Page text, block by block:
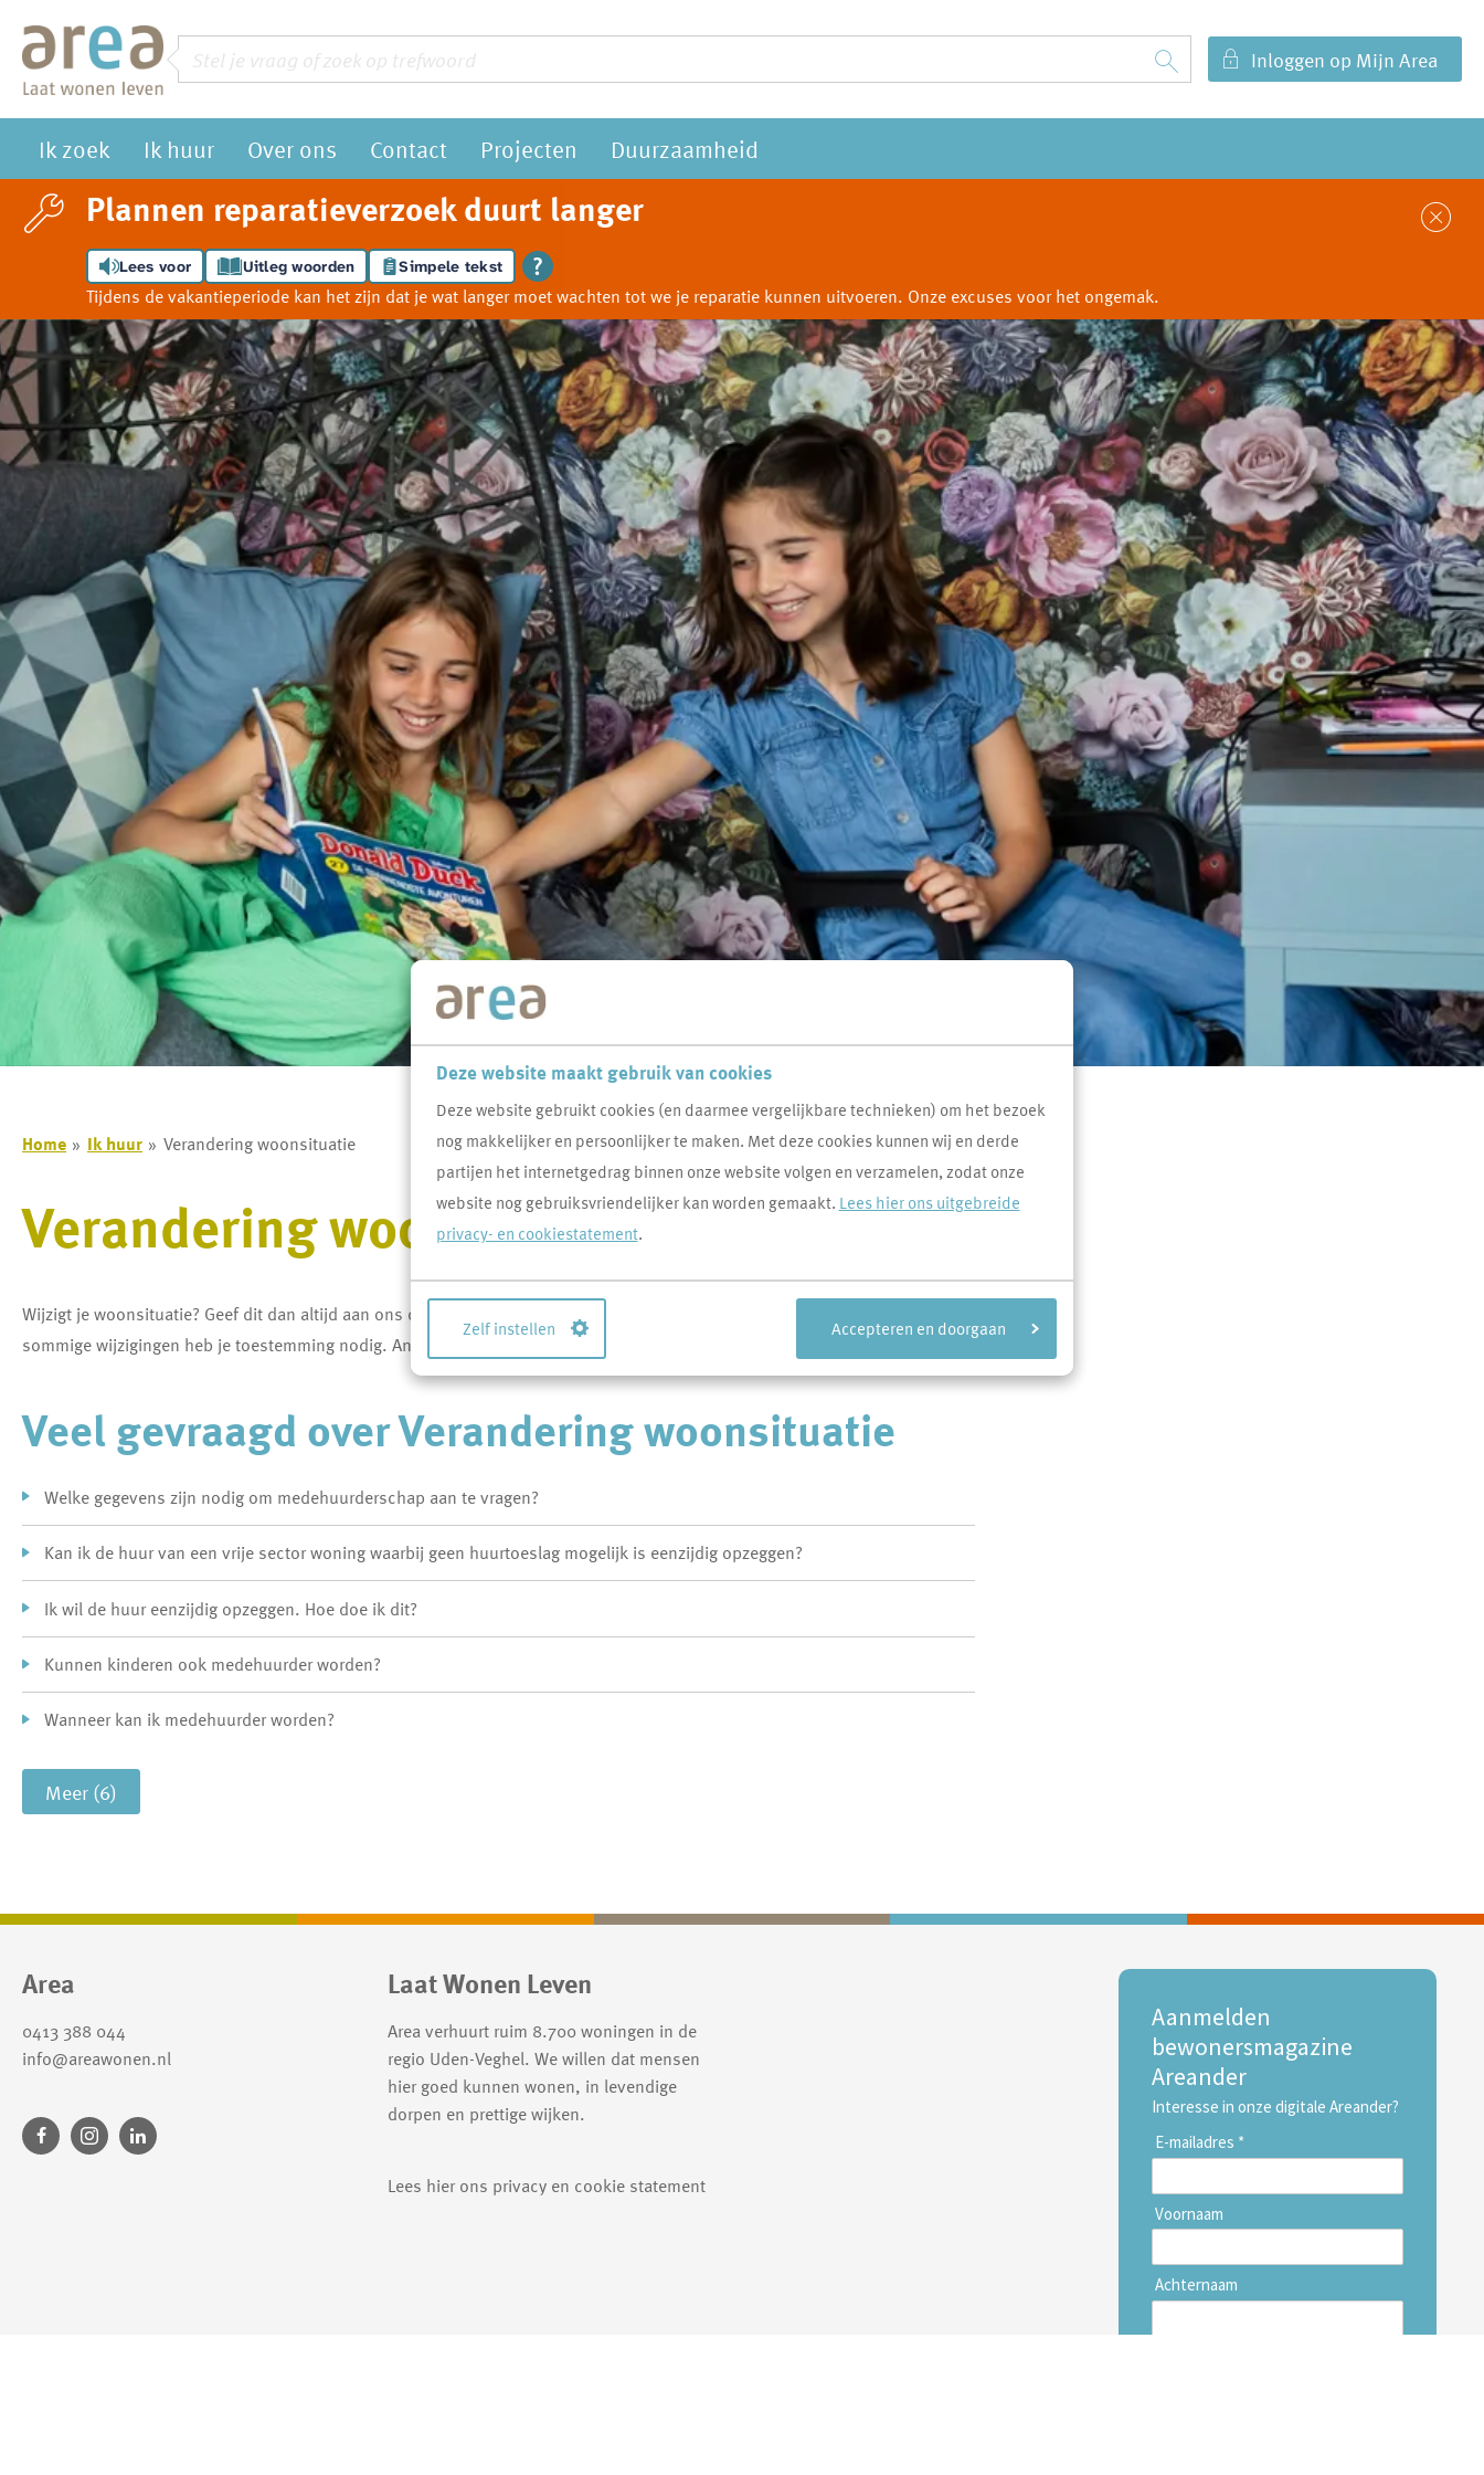
Deze website maakt gebruik van cookies
Deze website gebruikt cookies (en daarmee vergelijkbare technieken) om het bezoek
nog makkelijker en persoonlijker te maken. Met deze cookies kunnen wij en derde
partijen het internetgedrag binnen onze website volgen en verzamelen, zodat onze
website nog gebruiksvriendelijker kan worden gemaakt. Lees hier ons uitgebreide
privacy- en cookiestatement.
Zelf instellen Accepteren en doorgaan
Naar de homepage Zoeken
Vraag of trefwoord Inloggen op Mijn Area
Ik zoek Ik huur Over ons Contact Projecten Duurzaamheid
Plannen reparatieverzoek duurt langer
Lees voor Uitleg woorden Simpele tekst
Tijdens de vakantieperiode kan het zijn dat je wat langer moet wachten tot we je reparatie kunnen uitvoeren. Onze excuses voor het ongemak.
Home Ik huur Verandering woonsituatie
Verandering woonsituatie
Wijzigt je woonsituatie? Geef dit dan altijd aan ons door. Je rechten en plichten kunnen dan namelijk ook veranderen. Voor
sommige wijzigingen heb je toestemming nodig. Andere wijzigingen mag je aan ons doorgeven.
Veel gevraagd over Verandering woonsituatie
Welke gegevens zijn nodig om medehuurderschap aan te vragen?
Kan ik de huur van een vrije sector woning waarbij geen huurtoeslag mogelijk is eenzijdig opzeggen?
Ik wil de huur eenzijdig opzeggen. Hoe doe ik dit?
Kunnen kinderen ook medehuurder worden?
Wanneer kan ik medehuurder worden?
Meer (6)
Contactinformatie
Area
0413 388 044
info@areawonen.nl
Laat Wonen Leven
Area verhuurt ruim 8.700 woningen in de
regio Uden-Veghel. We willen dat mensen
hier goed kunnen wonen, in levendige
dorpen en prettige wijken.
Lees hier ons privacy en cookie statement
Aanmelden
bewonersmagazine
Areander
Interesse in onze digitale Areander?
E-mailadres *
Voornaam
Achternaam